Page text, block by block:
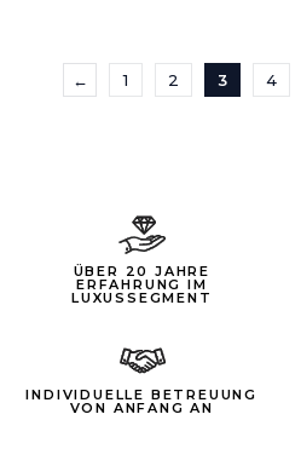
← 1 2 3 4
ÜBER 20 JAHRE
ERFAHRUNG IM
LUXUSSEGMENT
INDIVIDUELLE BETREUUNG
VON ANFANG AN